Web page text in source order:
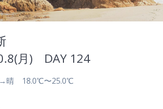
月) DAY 124
→晴 18.0℃〜25.0℃